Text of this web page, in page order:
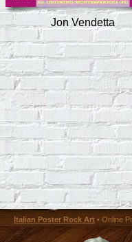
Jon Vendetta
Italian Poster Rock Art • Online